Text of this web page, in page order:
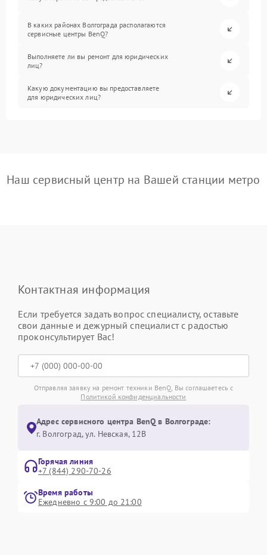
В каких районах Волгограда располагаются
сервисные центры BenQ?
Выполняете ли вы ремонт для юридических
лиц?
Какую документацию вы предоставляете
для юридических лиц?
Наш сервисный центр на Вашей станции метро
Контактная информация
Если требуется задать вопрос специалисту, оставьте
свои данные и дежурный специалист с радостью
проконсультирует Вас!
Отправляя заявку на ремонт техники BenQ, Вы соглашаетесь с
Политикой конфиденциальности
Адрес сервисного центра BenQ в Волгограде:
г. Волгоград, ул. Невская, 12В
Горячая линия
+7 (844) 290-70-26
Время работы
Ежедневно с 9:00 до 21:00